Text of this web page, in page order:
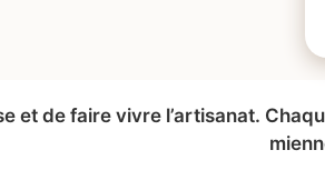
et de faire vivre l’artisanat.